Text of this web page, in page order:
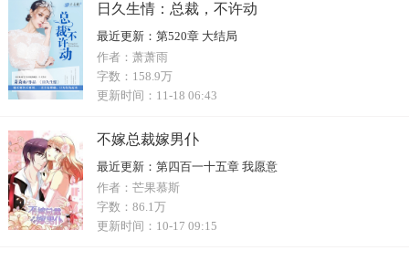
日久生情：总裁，不许动
最近更新：
第520章 大结局
作者： 萧萧雨
字数： 158.9万
更新时间： 11-18 06:43
不嫁总裁嫁男仆
最近更新： 第四百一十五章 我愿意
作者： 芒果慕斯
字数： 86.1万
更新时间： 10-17 09:15